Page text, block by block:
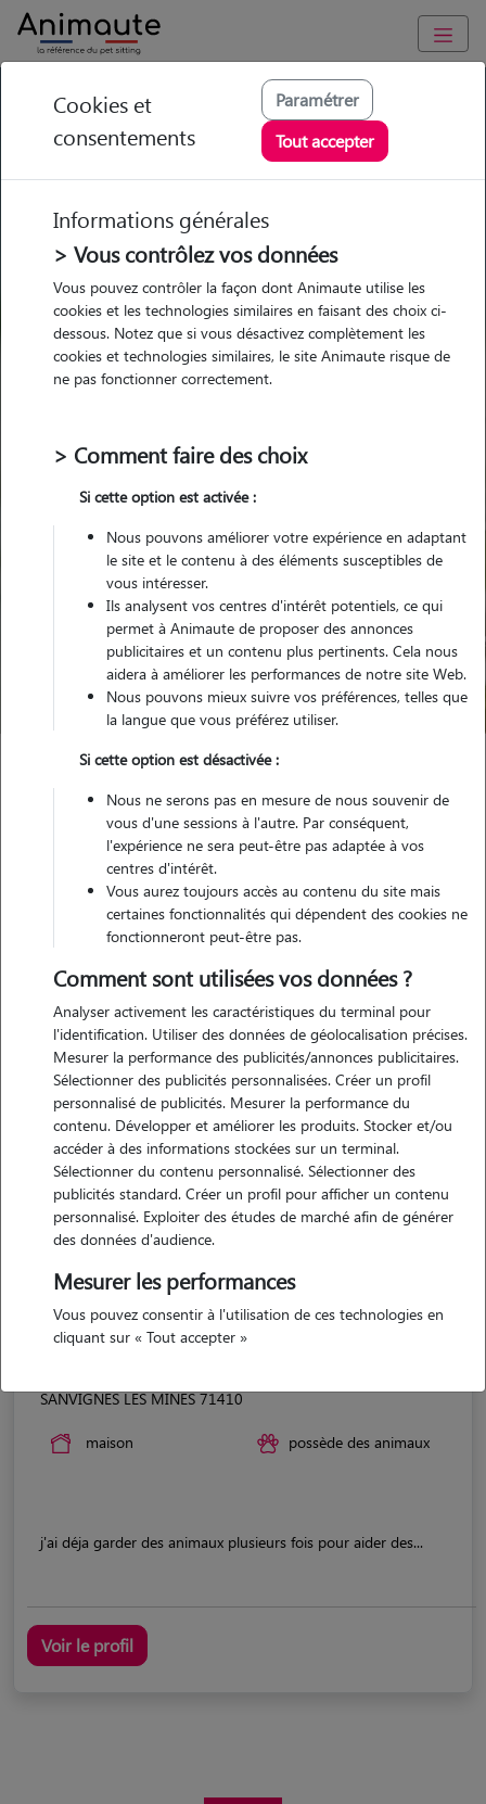
GARDE ANIMAUX à Sanvignes-les-Mines : Garde chien et chat
en famille ou à domicile, visites et promenades
Trouvez une garde animaux à
Sanvignes-les-Mines
Parmi nos 1 pet-sitters à
Sanvignes-les-Mines
Pour quel animal ?
Trouver mon Pet Sitter
Saône-et-Loire
Sanvignes-les-Mines
Nos promeneurs et familles d'accueil
à Sanvignes-les-Mines (71410)
SANVIGNES LES MINES 71410
maison possède des animaux
j'ai déja garder des animaux plusieurs fois pour aider des...
Voir le profil
Cookies et
consentements
Paramétrer
Tout accepter
Informations générales
> Vous contrôlez vos données
Vous pouvez contrôler la façon dont Animaute utilise les
cookies et les technologies similaires en faisant des choix ci-
dessous. Notez que si vous désactivez complètement les
cookies et technologies similaires, le site Animaute risque de
ne pas fonctionner correctement.
> Comment faire des choix
Si cette option est activée :
Nous pouvons améliorer votre expérience en adaptant
le site et le contenu à des éléments susceptibles de
vous intéresser.
Ils analysent vos centres d'intérêt potentiels, ce qui
permet à Animaute de proposer des annonces
publicitaires et un contenu plus pertinents. Cela nous
aidera à améliorer les performances de notre site Web.
Nous pouvons mieux suivre vos préférences, telles que
la langue que vous préférez utiliser.
Si cette option est désactivée :
Nous ne serons pas en mesure de nous souvenir de
vous d'une sessions à l'autre. Par conséquent,
l'expérience ne sera peut-être pas adaptée à vos
centres d'intérêt.
Vous aurez toujours accès au contenu du site mais
certaines fonctionnalités qui dépendent des cookies ne
fonctionneront peut-être pas.
Comment sont utilisées vos données ?
Analyser activement les caractéristiques du terminal pour
l'identification. Utiliser des données de géolocalisation précises.
Mesurer la performance des publicités/annonces publicitaires.
Sélectionner des publicités personnalisées. Créer un profil
personnalisé de publicités. Mesurer la performance du
contenu. Développer et améliorer les produits. Stocker et/ou
accéder à des informations stockées sur un terminal.
Sélectionner du contenu personnalisé. Sélectionner des
publicités standard. Créer un profil pour afficher un contenu
personnalisé. Exploiter des études de marché afin de générer
des données d'audience.
Mesurer les performances
Vous pouvez consentir à l'utilisation de ces technologies en
cliquant sur « Tout accepter »